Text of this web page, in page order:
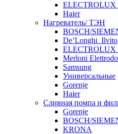
ELECTROLUX
Haier
Нагреватель/ ТЭН
BOSCH/
De’Longhi_Ilvito
ELECTROLUX
Merloni
Samsung
Универсальные
Gorenje
Haier
Сливная помпа и
Gorenje
BOSCH/
KRONA